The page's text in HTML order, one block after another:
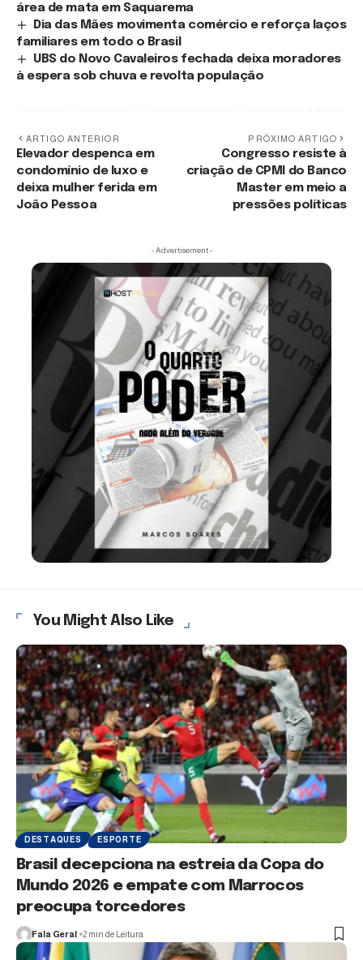
área de mata em Saquarema
Dia das Mães movimenta comércio e reforça laços
familiares em todo o Brasil
UBS do Novo Cavaleiros fechada deixa moradores
à espera sob chuva e revolta população
ARTIGO ANTERIOR
Elevador despenca em
condomínio de luxo e
deixa mulher ferida em
João Pessoa
PRÓXIMO ARTIGO
Congresso resiste à
criação de CPMI do Banco
Master em meio a
pressões políticas
- Advertisement -
You Might Also Like
DESTAQUES ESPORTE
Brasil decepciona na estreia da Copa do
Mundo 2026 e empate com Marrocos
preocupa torcedores
Fala Geral 2 min de Leitura